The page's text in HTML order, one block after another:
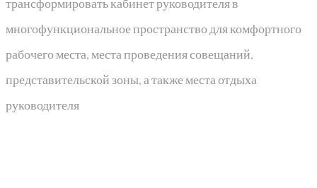
многофункциональное пространство для комфортного
рабочего места, места проведения совещаний,
представительской зоны, а также места отдыха
руководителя